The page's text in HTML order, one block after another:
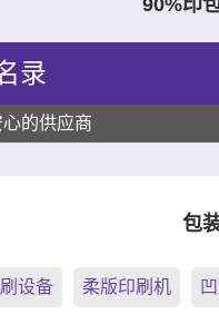
90%印
录
的供应商
包
设备 柔版印刷机